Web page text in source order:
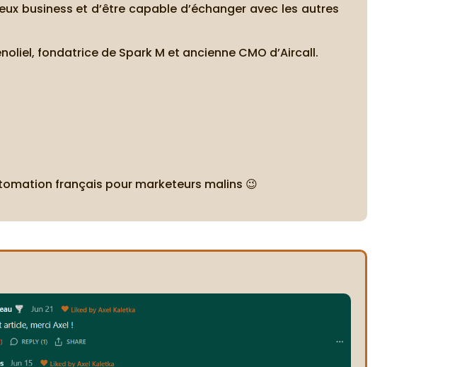
business et d’être capable d’échanger avec les autres
fondatrice de Spark M et ancienne CMO d’Aircall.
français pour marketeurs malins 😉